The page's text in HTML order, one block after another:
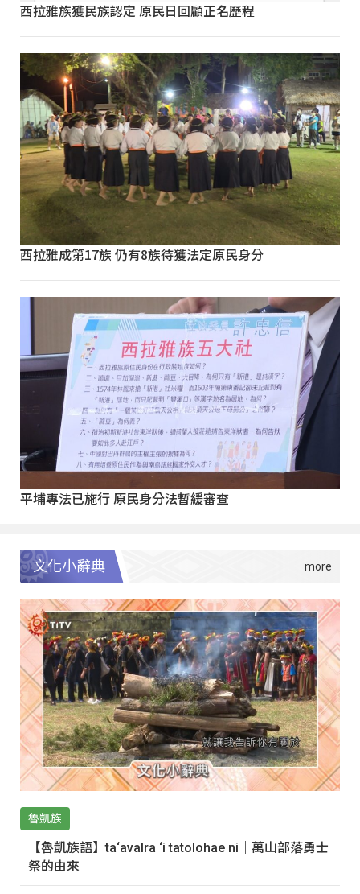
西拉雅族獲民族認定 原民日回顧正名歷程
西拉雅成第17族 仍有8族待獲法定原民身分
平埔專法已施行 原民身分法暫緩審查
文化小辭典
魯凱族
【魯凱族語】ta‘avalra ‘i tatolohae ni｜萬山部落勇士
祭的由來